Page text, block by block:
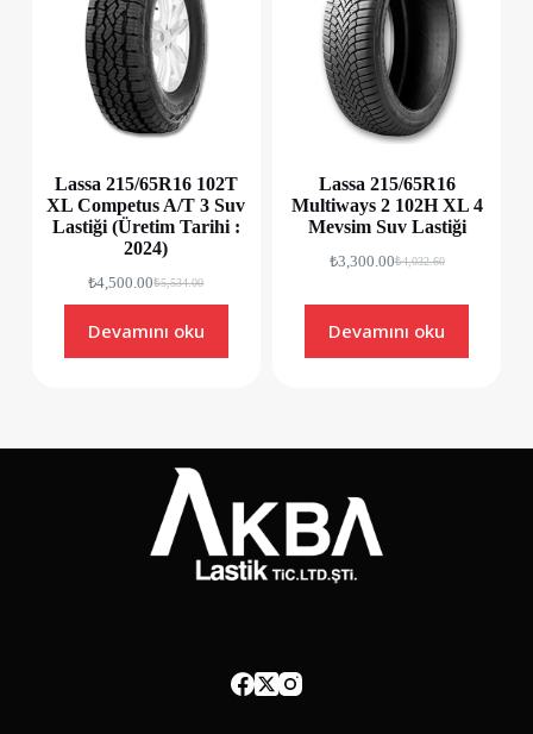
Lassa 215/65R16 102T
XL Competus A/T 3 Suv
Lastiği (Üretim Tarihi :
2024)
₺5,534.00
₺4,500.00
Devamını oku
Lassa 215/65R16
Multiways 2 102H XL 4
Mevsim Suv Lastiği
₺4,032.60
₺3,300.00
Devamını oku